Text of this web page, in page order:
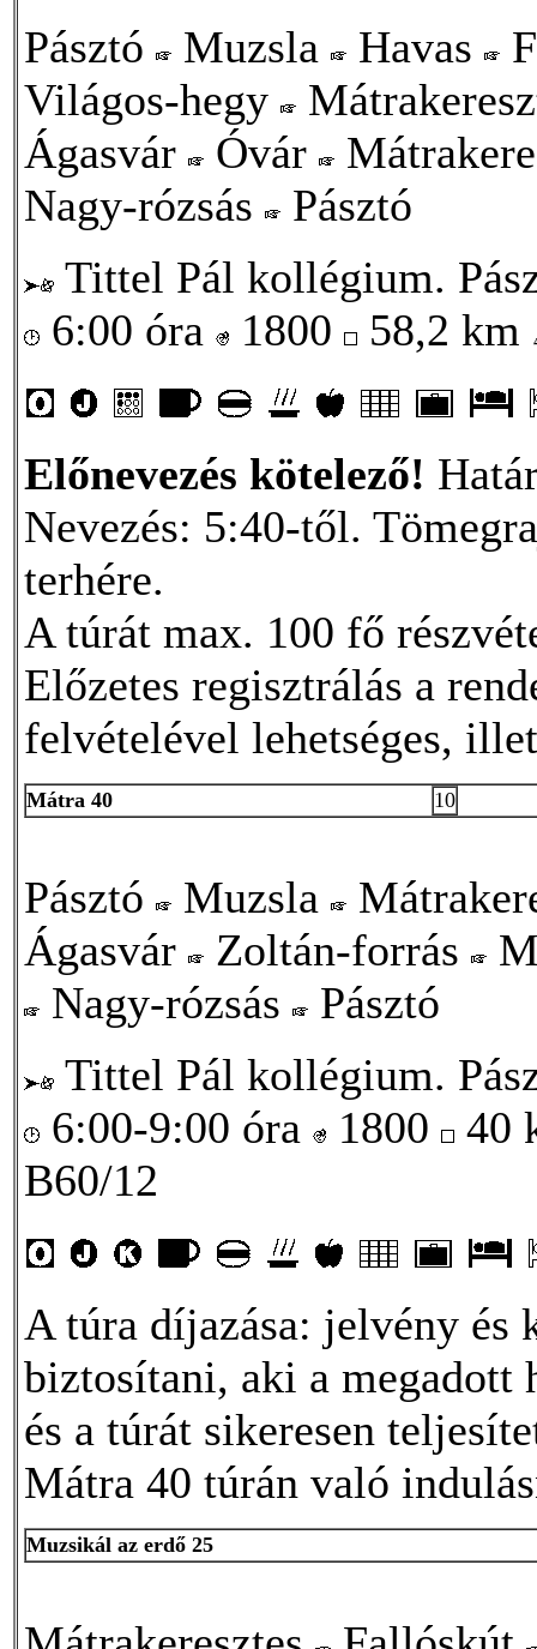
Pásztó Muzsla Havas
Világos-hegy
Ágasvár
Óvár
Nagy-rózsás
Pásztó
Tittel Pál kollégium.
6:00 óra
1800 58,2 km
Előnevezés kötelező!
Nevezés: 5:40-től.
terhére.
A túrát max. 100 fő
Előzetes regisztrálás a
felvételével lehetséges,
Mátra 40 10
Pásztó Muzsla
Ágasvár
Zoltán-forrás
Nagy-rózsás
Pásztó
Tittel Pál kollégium.
6:00-9:00 óra
1800
40
B60/12
A túra díjazása: jelvény és
biztosítani, aki a megadott
és a túrát sikeresen
Mátra 40 túrán való
Muzsikál az erdő 25